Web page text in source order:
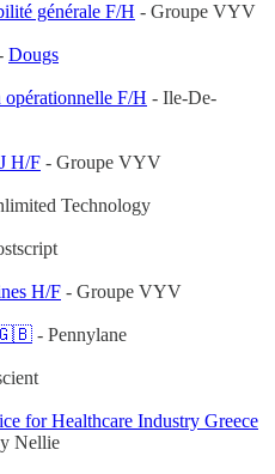
générale F/H - Groupe VYV
Dougs
F/H - Ile-De-
H/F - Groupe VYV
Technology
H/F - Groupe VYV
🇬🇧 - Pennylane
for Healthcare Industry Greece
Nellie